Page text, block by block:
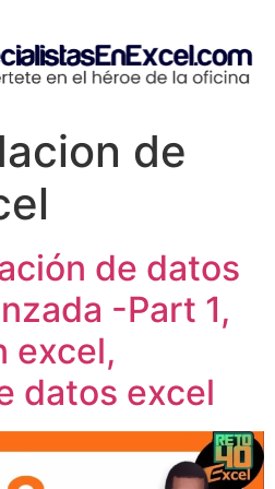
de
de datos
-Part 1,
excel,
datos excel